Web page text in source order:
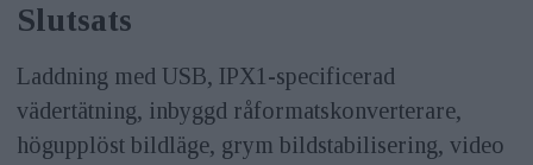
Slutsats
Laddning med USB, IPX1-specificerad
vädertätning, inbyggd råformatskonverterare,
högupplöst bildläge, grym bildstabilisering, video